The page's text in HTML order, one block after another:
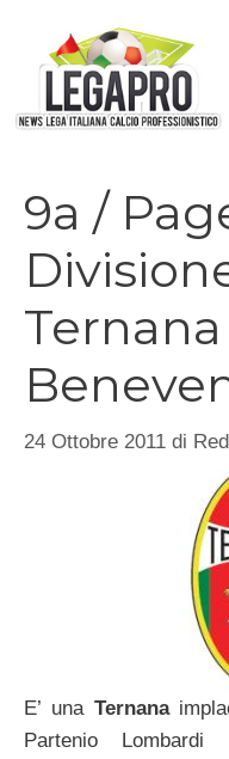
contenuto
9a /
24 Ottobre 2011 di
E’ una Ternana
Partenio